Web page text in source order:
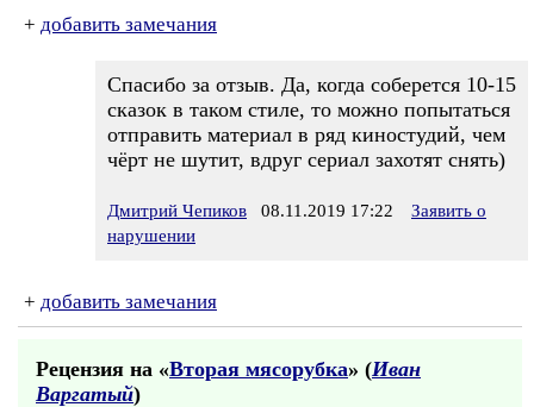
+ добавить замечания
Спасибо за отзыв. Да, когда соберется 10-15
сказок в таком стиле, то можно попытаться
отправить материал в ряд киностудий, чем
чёрт не шутит, вдруг сериал захотят снять)
Дмитрий Чепиков 08.11.2019 17:22
Заявить о
нарушении
+ добавить замечания
Рецензия на «Вторая мясорубка» (Иван
Варгатый)